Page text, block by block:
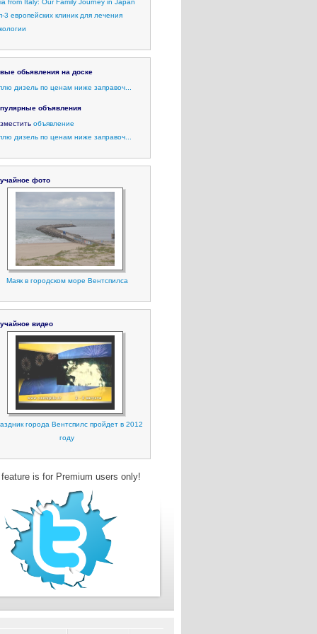
from Italy: Our Family Journey in Japan
3 европейских клиник для лечения
обьявления на доске
дизель по ценам ниже заправоч...
объявления
объявление
дизель по ценам ниже заправоч...
фото
Маяк в городском море Вентспилса
видео
города Вентспилс пройдет в 2012
году
is for Premium users only!